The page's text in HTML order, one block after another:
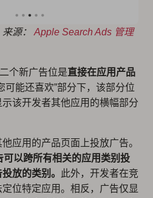
来源：Apple Search Ads 管理
个新广告位是直接在应用产品
可能还喜欢”部分下，该部分位
该开发者其他应用的横幅部分
应用的产品页面上投放广告。
可以跨所有相关的应用类别投
放的类别。
此外，开发者在竞
位特定应用。相反，广告仅显